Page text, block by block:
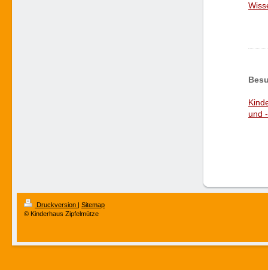
und
Druckversion | Sitemap
© Kinderhaus Zipfelmütze